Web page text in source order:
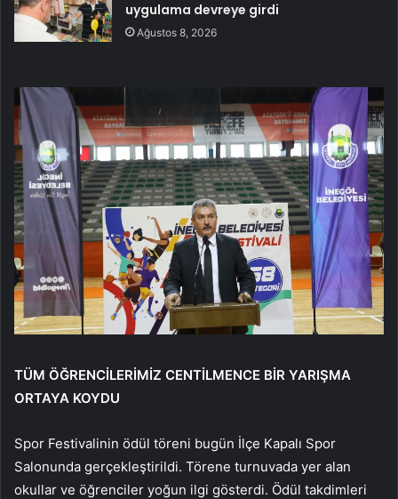
uygulama devreye girdi
Ağustos 8, 2026
TÜM ÖĞRENCİLERİMİZ CENTİLMENCE BİR YARIŞMA
ORTAYA KOYDU
Spor Festivalinin ödül töreni bugün İlçe Kapalı Spor
Salonunda gerçekleştirildi. Törene turnuvada yer alan
okullar ve öğrenciler yoğun ilgi gösterdi. Ödül takdimleri